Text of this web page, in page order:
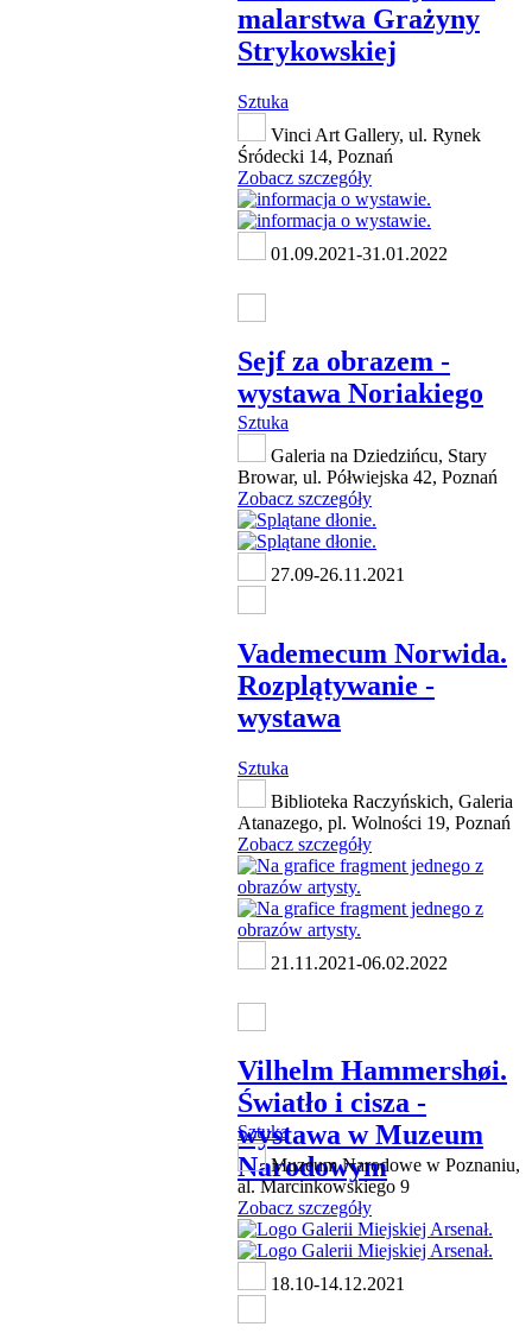
malarstwa Grażyny
Strykowskiej
Sztuka
Vinci Art Gallery, ul. Rynek
Śródecki 14, Poznań
Zobacz szczegóły
01.09.2021-31.01.2022
Sejf za obrazem -
wystawa Noriakiego
Sztuka
Galeria na Dziedzińcu, Stary
Browar, ul. Półwiejska 42, Poznań
Zobacz szczegóły
27.09-26.11.2021
Vademecum Norwida.
Rozplątywanie -
wystawa
Sztuka
Biblioteka Raczyńskich, Galeria
Atanazego, pl. Wolności 19, Poznań
Zobacz szczegóły
21.11.2021-06.02.2022
Vilhelm Hammershøi.
Światło i cisza -
wystawa w Muzeum
Narodowym
Sztuka
Muzeum Narodowe w Poznaniu,
al. Marcinkowskiego 9
Zobacz szczegóły
18.10-14.12.2021